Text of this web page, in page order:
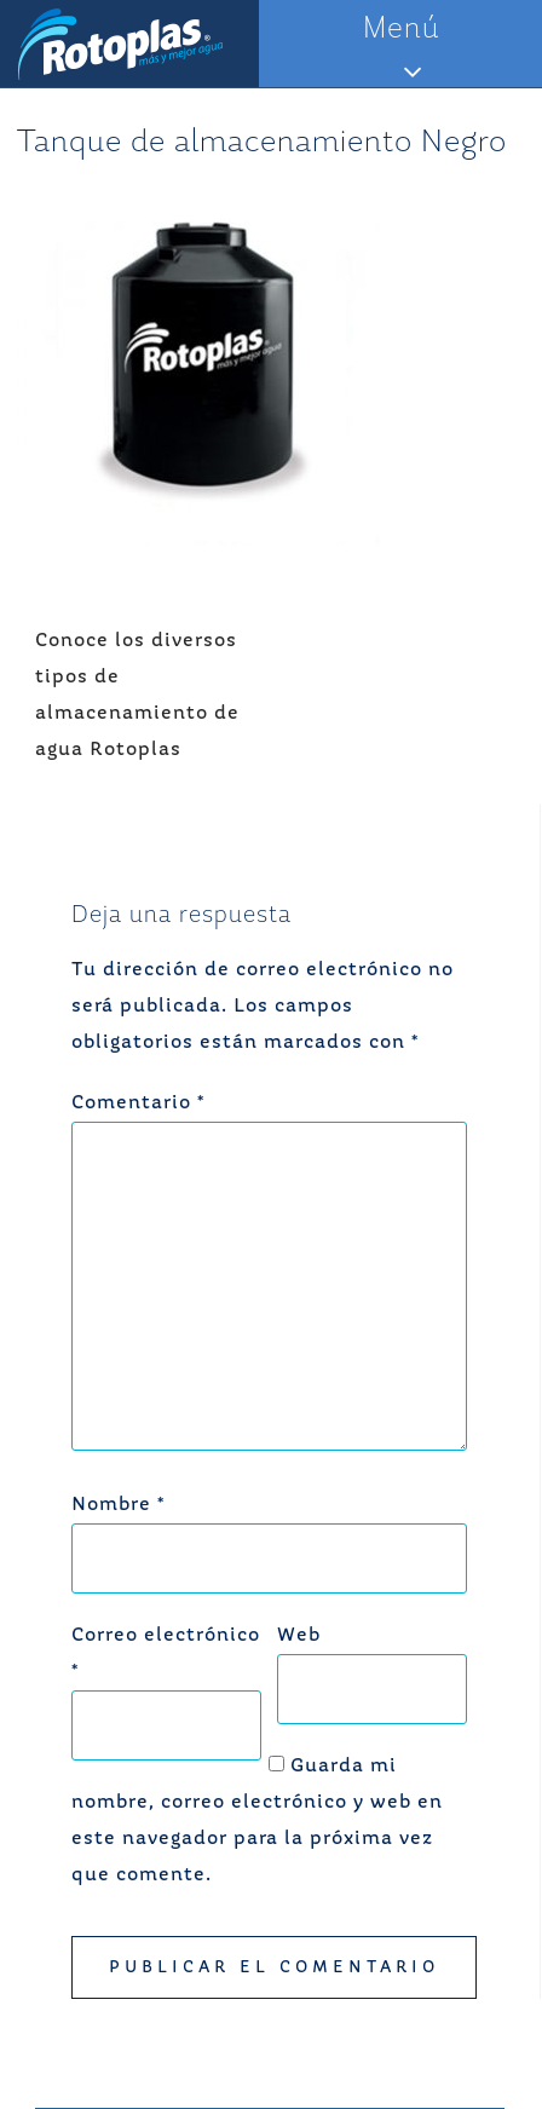
Saltar
contenido
Menú
Tanque de almacenamiento Negro
Navegación
de
entradas
Conoce los diversos
tipos de
almacenamiento de
agua Rotoplas
Deja una respuesta
Tu dirección de correo electrónico no
será publicada.
Los campos
obligatorios están marcados con *
Comentario *
Nombre *
Correo electrónico
*
Web
Guarda mi
nombre, correo electrónico y web en
este navegador para la próxima vez
que comente.